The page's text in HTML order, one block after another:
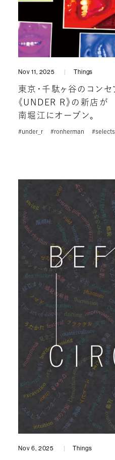
Nov 11, 2025 Things
東京・千駄ヶ谷のコンセ
《UNDER R》の新店が
南堀江にオープン。
#under_r #ronherman
Nov 6, 2025 Things